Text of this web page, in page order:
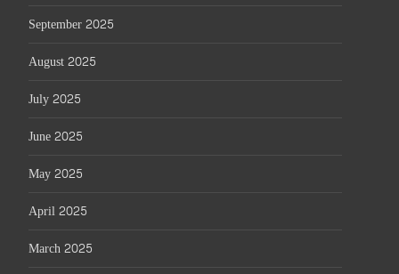
September 2025
August 2025
July 2025
June 2025
May 2025
April 2025
March 2025